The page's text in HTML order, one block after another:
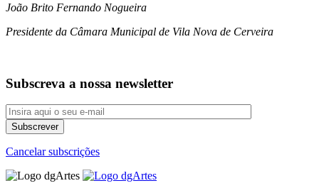
João Brito Fernando Nogueira
Presidente da Câmara Municipal de Vila Nova de Cerveira
Subscreva a nossa newsletter
Cancelar subscrições